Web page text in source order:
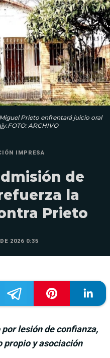
Prieto enfrentará juicio oral
ARCHIVO
IMPRESA
de
la
Prieto
2026 0:35
lesión de confianza,
propio y asociación